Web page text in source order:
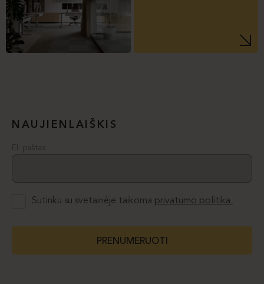
NAUJIENLAIŠKIS
El. paštas
Sutinku su svetainėje taikoma privatumo politika.
PRENUMERUOTI